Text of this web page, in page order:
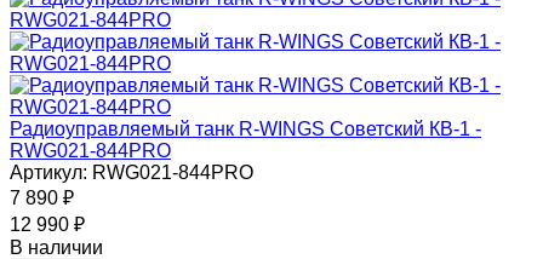
Радиоуправляемый танк R-WINGS Советский КВ-1 -
RWG021-844PRO
Артикул: RWG021-844PRO
7 890 ₽
12 990 ₽
В наличии